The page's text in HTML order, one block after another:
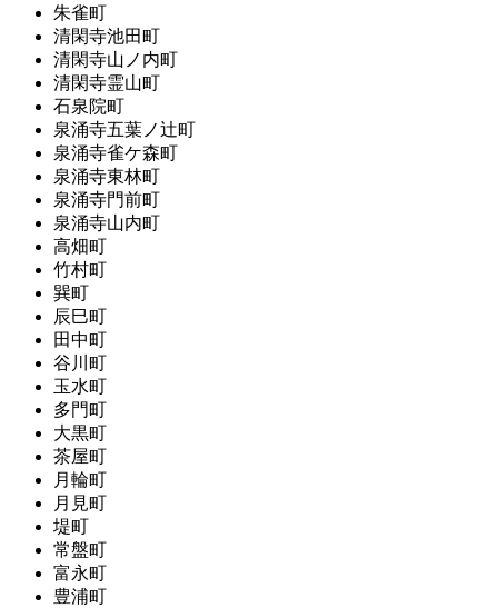
朱雀町
清閑寺池田町
清閑寺山ノ内町
清閑寺霊山町
石泉院町
泉涌寺五葉ノ辻町
泉涌寺雀ケ森町
泉涌寺東林町
泉涌寺門前町
泉涌寺山内町
高畑町
竹村町
巽町
辰巳町
田中町
谷川町
玉水町
多門町
大黒町
茶屋町
月輪町
月見町
堤町
常盤町
富永町
豊浦町